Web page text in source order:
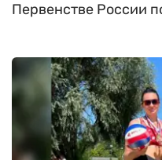
Первенстве России